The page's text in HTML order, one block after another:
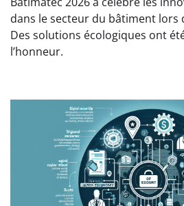
dans le secteur du bâtiment lors
Des solutions écologiques ont
l’honneur.